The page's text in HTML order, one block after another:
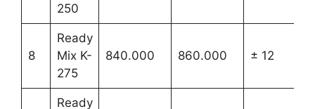
250
8
Ready
Mix K-
275
840.000 860.000 ± 12
Ready